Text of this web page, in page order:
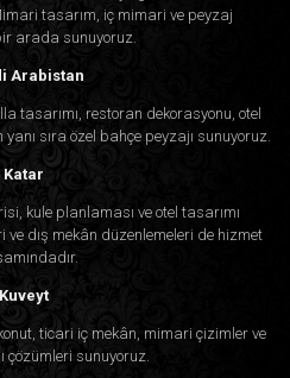
tasarım, iç mimari ve peyzaj
arada sunuyoruz.
Arabistan
tasarımı, restoran dekorasyonu, otel
sıra özel bahçe peyzajı sunuyoruz.
Katar
kule planlaması ve otel tasarımı
dış mekân düzenlemeleri de hizmet
Kuveyt
ticari iç mekân, mimari çizimler ve
çözümleri sunuyoruz.